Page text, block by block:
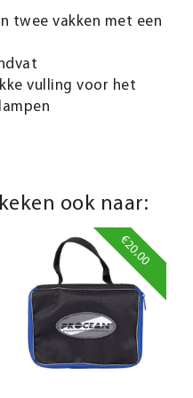
twee vakken met een
vulling voor het
ook naar:
€20,00